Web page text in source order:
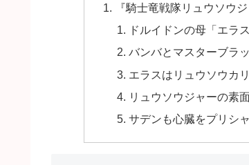
『騎士竜戦隊リュウソウ
ドルイドンの母「エラ
バンバとマスターブラ
エラスはリュウソウカ
リュウソウジャーの素
サデンも心臓をプリシ